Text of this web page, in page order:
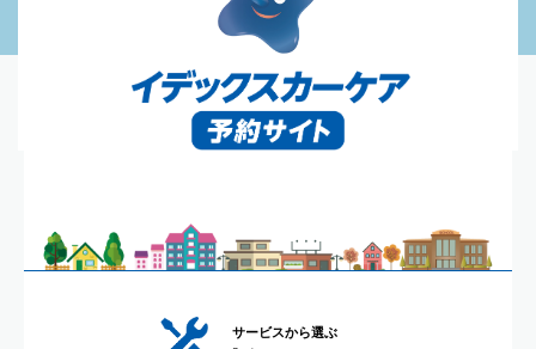
サービスから選ぶ